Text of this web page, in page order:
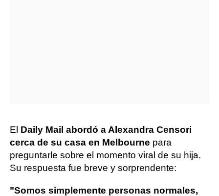
El Daily Mail abordó a Alexandra Censori
cerca de su casa en Melbourne para
preguntarle sobre el momento viral de su hija.
Su respuesta fue breve y sorprendente:
"Somos simplemente personas normales,